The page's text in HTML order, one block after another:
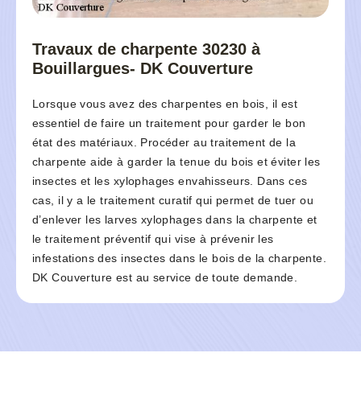
Travaux de charpente 30230 à
Bouillargues- DK Couverture
Lorsque vous avez des charpentes en bois, il est
essentiel de faire un traitement pour garder le bon
état des matériaux. Procéder au traitement de la
charpente aide à garder la tenue du bois et éviter les
insectes et les xylophages envahisseurs. Dans ces
cas, il y a le traitement curatif qui permet de tuer ou
d’enlever les larves xylophages dans la charpente et
le traitement préventif qui vise à prévenir les
infestations des insectes dans le bois de la charpente.
DK Couverture est au service de toute demande.